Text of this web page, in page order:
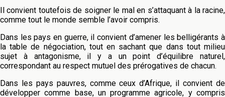
Il convient toutefois de soigner le mal en s’attaquant à la racine,
comme tout le monde semble l’avoir compris.
Dans les pays en guerre, il convient d’amener les belligérants à
la table de négociation, tout en sachant que dans tout milieu
sujet à antagonisme, il y a un point d’équilibre naturel,
correspondant au respect mutuel des prérogatives de chacun.
Dans les pays pauvres, comme ceux d’Afrique, il convient de
développer comme base, un programme agricole, y compris